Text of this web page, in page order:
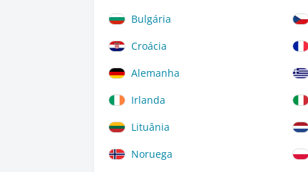
Bulgária
Croácia
Alemanha
Irlanda
Lituânia
Noruega